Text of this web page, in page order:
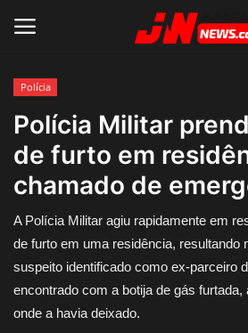
Home
Acidente
Notícias do Mundo
Polícia
Polícia Militar
de furto em
chamado de
A Polícia Militar agiu rapidamente em
de furto em uma residência, resultando
suspeito identificado como ex-parceiro
encontrado com a botija de gás furtada,
onde a havia deixado.